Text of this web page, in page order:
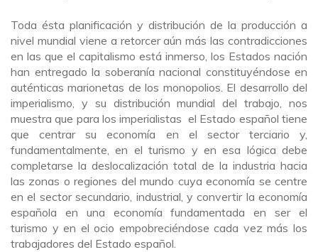
Toda ésta planificación y distribución de la producción a
nivel mundial viene a retorcer aún más las contradicciones
en las que el capitalismo está inmerso, los Estados nación
han entregado la soberanía nacional constituyéndose en
auténticas marionetas de los monopolios. El desarrollo del
imperialismo, y su distribución mundial del trabajo, nos
muestra que para los imperialistas el Estado español tiene
que centrar su economía en el sector terciario y,
fundamentalmente, en el turismo y en esa lógica debe
completarse la deslocalización total de la industria hacia
las zonas o regiones del mundo cuya economía se centre
en el sector secundario, industrial, y convertir la economía
española en una economía fundamentada en ser el
turismo y en el ocio empobreciéndose cada vez más los
trabajadores del Estado español.